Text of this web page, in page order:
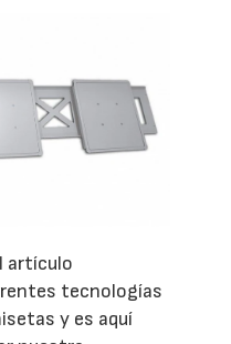
artículo
tecnologías
y es aquí